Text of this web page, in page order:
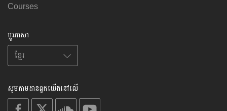
Courses
ប្តូរភាសា
សូមតាមដានពួកយើងនៅលើ
on
on on on